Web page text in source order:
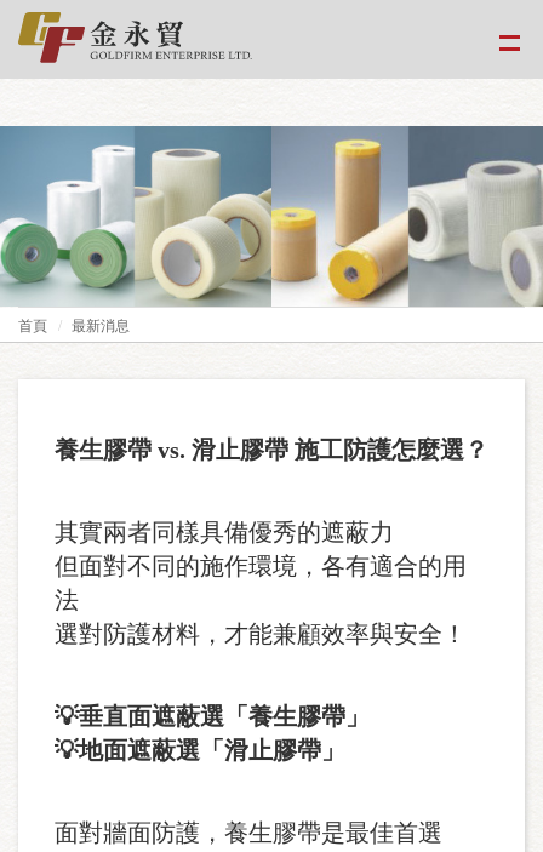
google-site-
verification=EvPoimA01gXxwXCpdefUUxzfHUTmBpMCMS46hwWJ2Xo
首頁 最新消息
養生膠帶 vs. 滑止膠帶 施工防護怎麼選？
其實兩者同樣具備優秀的遮蔽力
但面對不同的施作環境，各有適合的用
法
選對防護材料，才能兼顧效率與安全！
💡垂直面遮蔽選「養生膠帶」
💡地面遮蔽選「滑止膠帶」
面對牆面防護，養生膠帶是最佳首選